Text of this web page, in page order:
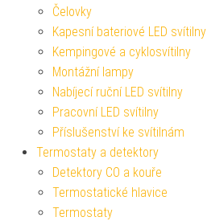
Čelovky
Kapesní bateriové LED svítilny
Kempingové a cyklosvítilny
Montážní lampy
Nabíjecí ruční LED svítilny
Pracovní LED svítilny
Příslušenství ke svítilnám
Termostaty a detektory
Detektory CO a kouře
Termostatické hlavice
Termostaty